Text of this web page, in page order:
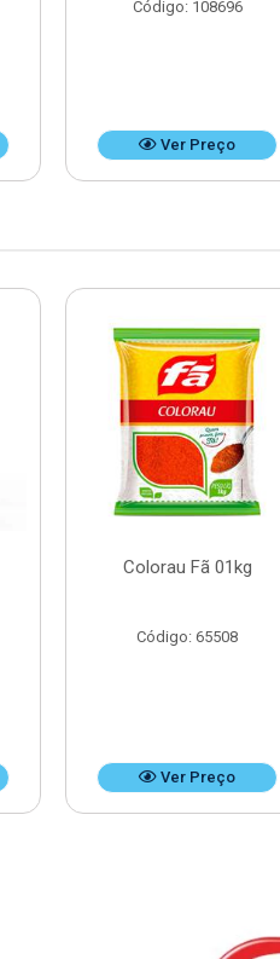
Código: 108696
Ver Preço
Colorau Fã 01kg
Código: 65508
Ver Preço